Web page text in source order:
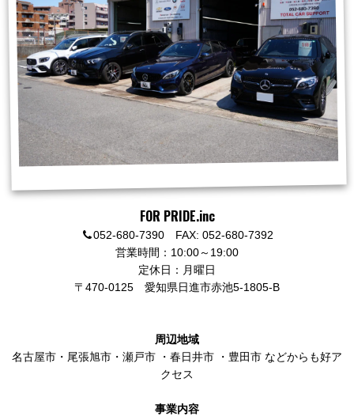
FOR PRIDE.inc
052-680-7390 FAX: 052-680-7392
営業時間：10:00～19:00
定休日：月曜日
〒470-0125 愛知県日進市赤池5-1805-B
周辺地域
名古屋市 ・ 尾張旭市 ・ 瀬戸市 ・ 春日井市 ・ 豊田市 などからも好ア
クセス
事業内容